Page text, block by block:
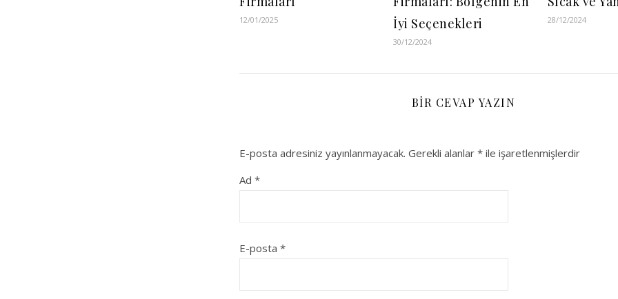
12/01/2025
İyi Seçenekleri
30/12/2024
28/12/2024
BIR CEVAP YAZIN
E-posta adresiniz yayınlanmayacak. Gerekli alanlar * ile işaretlenmişlerdir
Ad *
E-posta *